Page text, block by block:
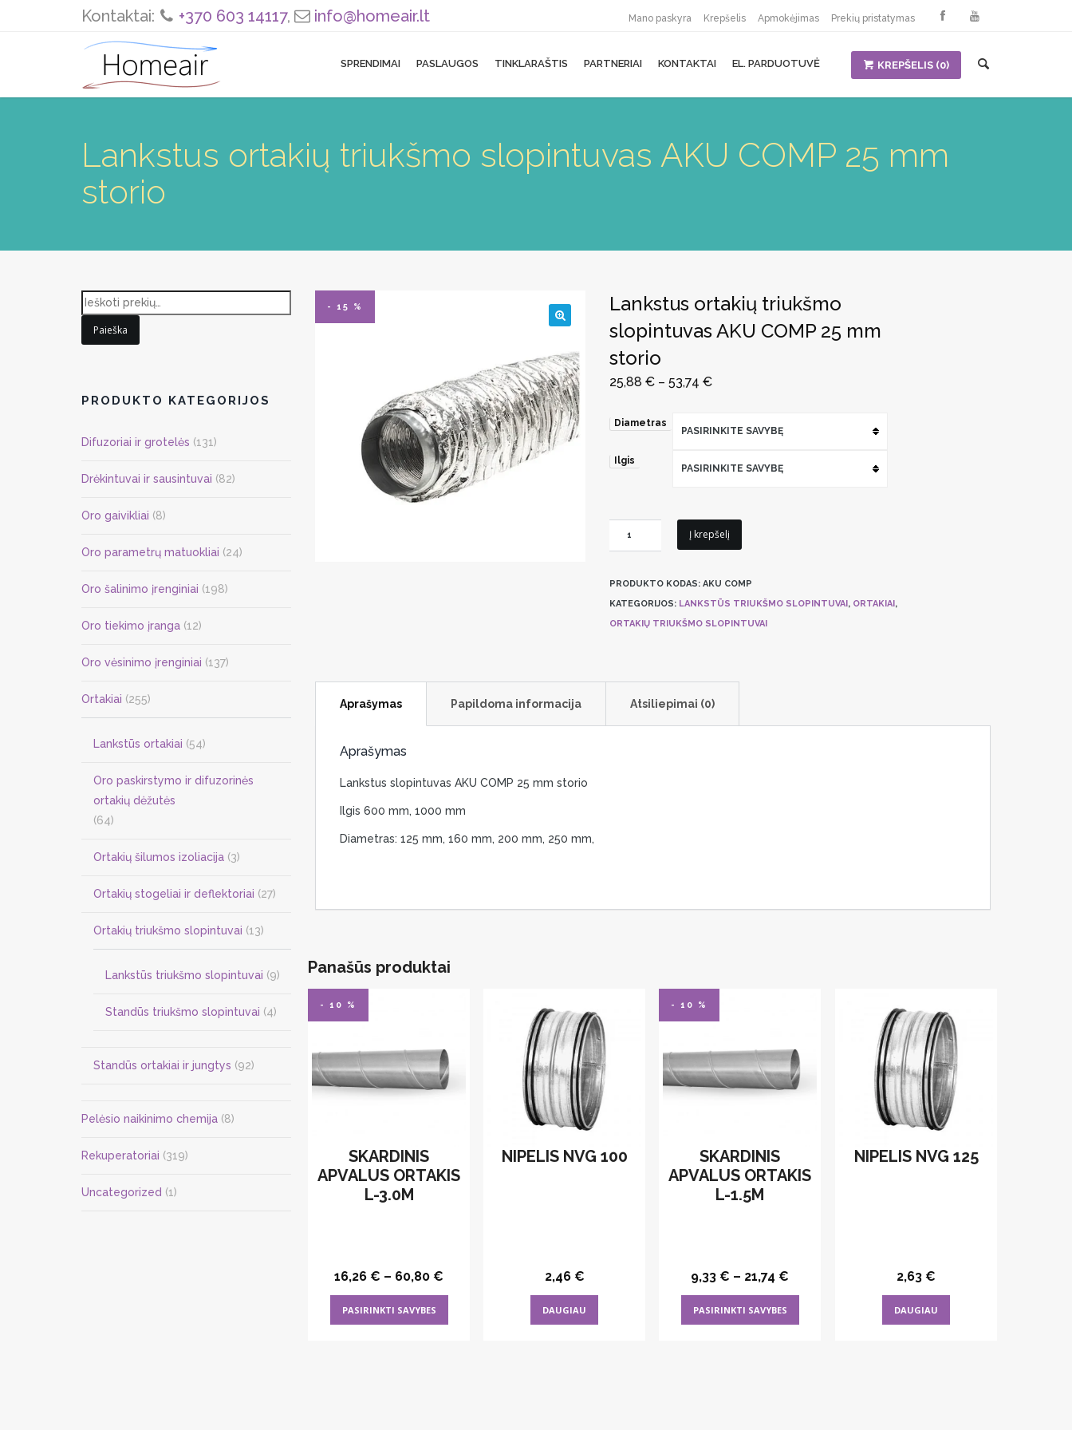
Kontaktai: +370 603 14117, info@homeair.lt Mano paskyra Krepšelis Apmokėjimas Prekių pristatymas
SPRENDIMAI PASLAUGOS TINKLARAŠTIS PARTNERIAI KONTAKTAI EL. PARDUOTUVĖ KREPŠELIS (0)
Lankstus ortakių triukšmo slopintuvas AKU COMP 25 mm
storio
- 15 %
Lankstus ortakių triukšmo
slopintuvas AKU COMP 25 mm
storio
25,88 €– 53,74 €
Diametras
PASIRINKITE SAVYBĘ
Ilgis
PASIRINKITE SAVYBĘ
kiekis:
ortakių
triukšmo
slopintuvas
mm
storio
Į krepšelį
PRODUKTO KODAS: AKU COMP
KATEGORIJOS: LANKSTŪS TRIUKŠMO SLOPINTUVAI, ORTAKIAI,
ORTAKIŲ TRIUKŠMO SLOPINTUVAI
Aprašymas Papildoma informacija Atsiliepimai (0)
Aprašymas
Lankstus slopintuvas AKU COMP 25 mm storio
Ilgis 600 mm, 1000 mm
Diametras: 125 mm, 160 mm, 200 mm, 250 mm,
Panašūs produktai
- 10 %
SKARDINIS
APVALUS ORTAKIS
L-3.0M
16,26 € – 60,80 €
PASIRINKTI SAVYBES
product
NIPELIS NVG 100
2,46 €
DAUGIAU
- 10 %
SKARDINIS
APVALUS ORTAKIS
L-1.5M
9,33 € – 21,74 €
PASIRINKTI SAVYBES
product
NIPELIS NVG 125
2,63 €
DAUGIAU
Paieška
PRODUKTO KATEGORIJOS
Difuzoriai ir grotelės (131)
Drėkintuvai ir sausintuvai (82)
Oro gaivikliai (8)
Oro parametrų matuokliai (24)
Oro šalinimo įrenginiai (198)
Oro tiekimo įranga (12)
Oro vėsinimo įrenginiai (137)
Ortakiai (255)
Lankstūs ortakiai (54)
Oro paskirstymo ir difuzorinės
ortakių dėžutės
(64)
Ortakių šilumos izoliacija (3)
Ortakių stogeliai ir deflektoriai (27)
Ortakių triukšmo slopintuvai (13)
Lankstūs triukšmo slopintuvai (9)
Standūs triukšmo slopintuvai (4)
Standūs ortakiai ir jungtys (92)
Pelėsio naikinimo chemija (8)
Rekuperatoriai (319)
Uncategorized (1)